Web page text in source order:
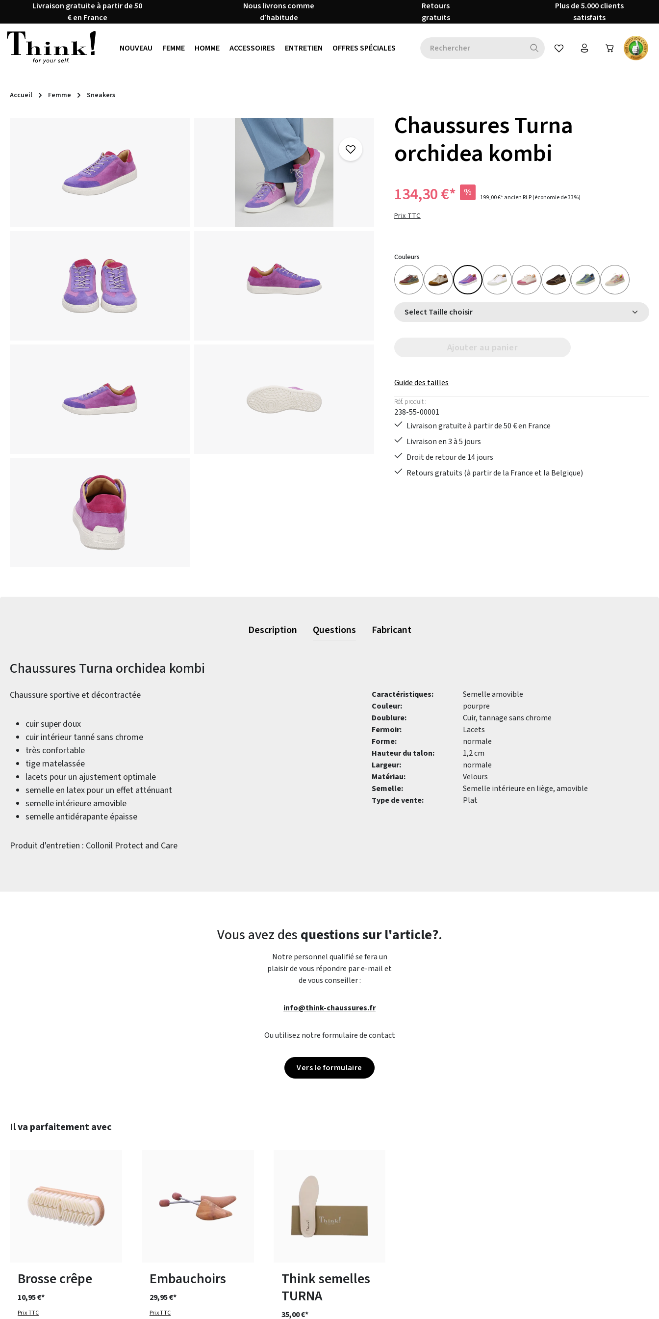
au contenu principal
Passer à la recherche
Passer à la navigation principale
Livraison gratuite à partir de 50
€ en France
Nous livrons comme
d’habitude
Retours
gratuits
Plus de 5.000 clients
satisfaits
NOUVEAU FEMME HOMME ACCESSOIRES ENTRETIEN OFFRES SPÉCIALES Vous avez 0 articles dans votre
Accueil Femme Sneakers
Chaussures Turna
orchidea kombi
134,30 €* % 199,00 €*ancien RLP(économie de 33%)
Prix TTC
Couleurs
Select Taille choisir
Ajouter au panier
Guide des tailles
Réf. produit :
238-55-00001
Livraison gratuite à partir de 50 € en France
Livraison en 3 à 5 jours
Droit de retour de 14 jours
Retours gratuits (à partir de la France et la Belgique)
Description Questions Fabricant
Informations sur le produit
Chaussures Turna orchidea kombi
Chaussure sportive et décontractée
cuir super doux
cuir intérieur tanné sans chrome
très confortable
tige matelassée
lacets pour un ajustement optimale
semelle en latex pour un effet atténuant
semelle intérieure amovible
semelle antidérapante épaisse
Produit d'entretien : Collonil Protect and Care
Caractéristiques:
Semelle amovible
Couleur:
pourpre
Doublure:
Cuir, tannage sans chrome
Fermoir:
Lacets
Forme:
normale
Hauteur du talon:
1,2 cm
Largeur:
normale
Matériau:
Velours
Semelle:
Semelle intérieure en liège, amovible
Type de vente:
Plat
Vous avez des questions sur l'article?.
Notre personnel qualifié se fera un
plaisir de vous répondre par e-mail et
de vous conseiller :
info@think-chaussures.fr
Ou utilisez notre formulaire de contact
Vers le formulaire
Ignorer la galerie de produits
Il va parfaitement avec
Brosse crêpe
10,95 €*
Prix TTC
Embauchoirs
29,95 €*
Prix TTC
Think semelles
TURNA
35,00 €*